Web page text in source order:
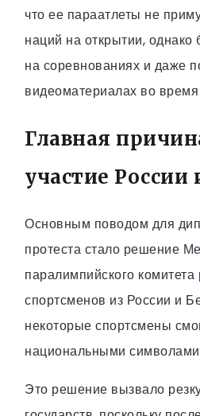
что ее параатлеты не
наций на открытии, однако
на соревнованиях и даже
видеоматериалах во
Главная
участие России
Основным поводом для
протеста стало решение
паралимпийского
спортсменов из России и
некоторые спортсмены
национальными символами
Это решение вызвало